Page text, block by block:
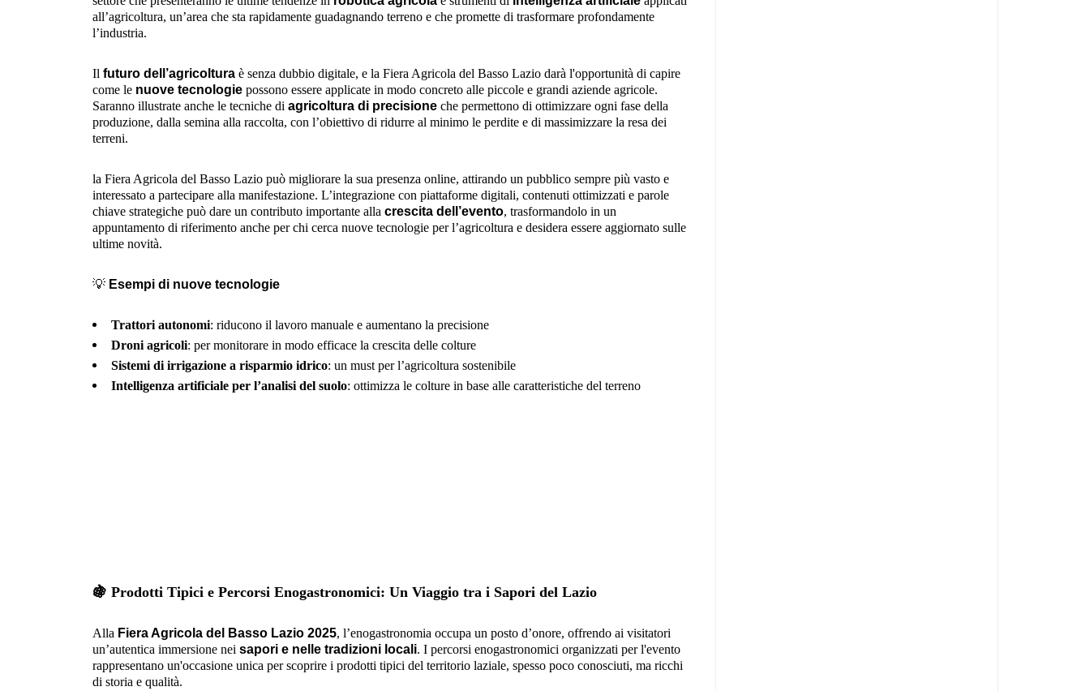
all’agricoltura, un’area che sta rapidamente guadagnando terreno e che promette di trasformare profondamente
l’industria.
Il futuro dell’agricolturaè senza dubbio digitale, e la Fiera Agricola del Basso Lazio darà l'opportunità di capire
come le nuove tecnologiepossono essere applicate in modo concreto alle piccole e grandi aziende agricole.
Saranno illustrate anche le tecniche di agricoltura di precisioneche permettono di ottimizzare ogni fase della
produzione, dalla semina alla raccolta, con l’obiettivo di ridurre al minimo le perdite e di massimizzare la resa dei
terreni.
la Fiera Agricola del Basso Lazio può migliorare la sua presenza online, attirando un pubblico sempre più vasto e
interessato a partecipare alla manifestazione. L’integrazione con piattaforme digitali, contenuti ottimizzati e parole
chiave strategiche può dare un contributo importante alla crescita dell’evento, trasformandolo in un
appuntamento di riferimento anche per chi cerca nuove tecnologie per l’agricoltura e desidera essere aggiornato sulle
ultime novità.
💡 Esempi di nuove tecnologie
Trattori autonomi: riducono il lavoro manuale e aumentano la precisione
Droni agricoli: per monitorare in modo efficace la crescita delle colture
Sistemi di irrigazione a risparmio idrico: un must per l’agricoltura sostenibile
Intelligenza artificiale per l’analisi del suolo: ottimizza le colture in base alle caratteristiche del terreno
🍇 Prodotti Tipici e Percorsi Enogastronomici: Un Viaggio tra i Sapori del Lazio
Alla Fiera Agricola del Basso Lazio 2025, l’enogastronomia occupa un posto d’onore, offrendo ai visitatori
un’autentica immersione nei sapori e nelle tradizioni locali. I percorsi enogastronomici organizzati per l'evento
rappresentano un'occasione unica per scoprire i prodotti tipici del territorio laziale, spesso poco conosciuti, ma ricchi
di storia e qualità.